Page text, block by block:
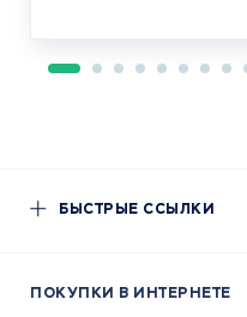
БЫСТРЫЕ ССЫЛКИ
ПОКУПКИ В ИНТЕРНЕТЕ